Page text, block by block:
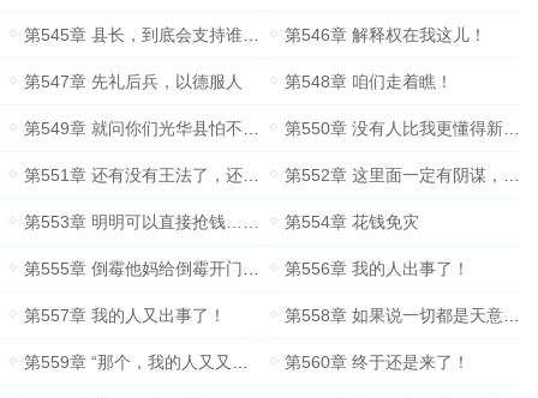
第545章 县长，到底会支持谁的意见？ 第546章 解释权在我这儿！
第547章 先礼后兵，以德服人 第548章 咱们走着瞧！
第549章 就问你们光华县怕不怕？ 第550章 没有人比我更懂得新闻学！
第551章 还有没有王法了，还有没天理了？ 第552章 这里面一定有阴谋，大阴谋！
第553章 明明可以直接抢钱…… 第554章 花钱免灾
第555章 倒霉他妈给倒霉开门…… 第556章 我的人出事了！
第557章 我的人又出事了！ 第558章 如果说一切都是天意，一切都是命运……
第559章 “那个，我的人又又出事了！ 第560章 终于还是来了！